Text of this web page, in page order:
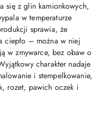
się z glin kamionkowych,
w temperaturze
sprawia, że
ciepło – można w niej
w zmywarce, bez obaw o
charakter nadaje
i stempelkowanie,
rozet, pawich oczek i